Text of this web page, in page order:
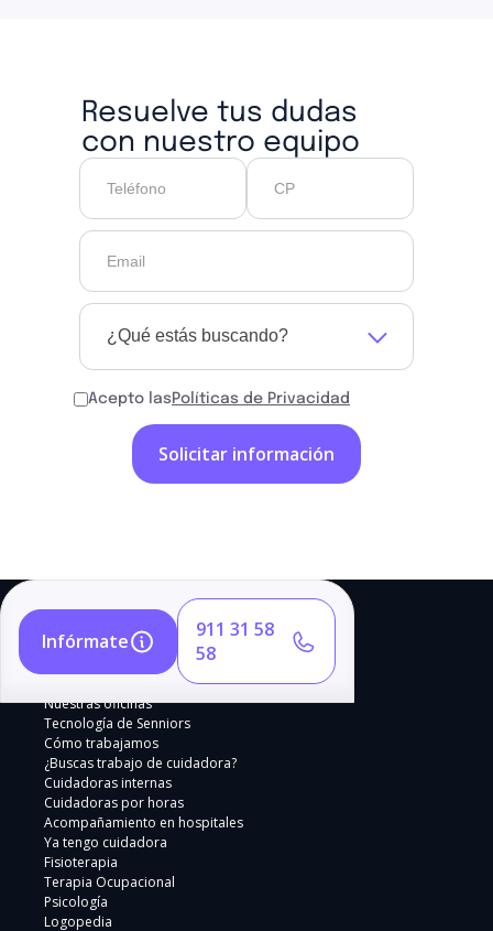
Resuelve tus dudas
con nuestro equipo
¿Qué estás buscando?
Acepto las Políticas de Privacidad
Infórmate
911 31 58
58
Nuestras oficinas
Tecnología de Senniors
Cómo trabajamos
¿Buscas trabajo de cuidadora?
Cuidadoras internas
Cuidadoras por horas
Acompañamiento en hospitales
Ya tengo cuidadora
Fisioterapia
Terapia Ocupacional
Psicología
Logopedia